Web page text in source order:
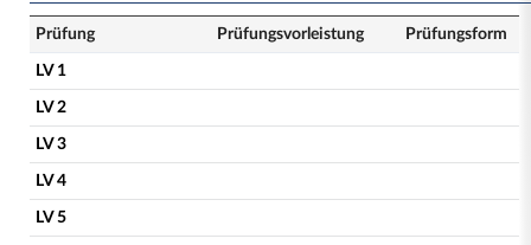
Prüfung Prüfungsvorleistung Prüfungsform
LV 1
LV 2
LV 3
LV 4
LV 5